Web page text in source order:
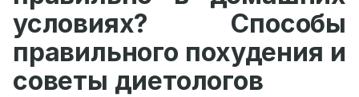
условиях? Способы
правильного похудения и
советы диетологов